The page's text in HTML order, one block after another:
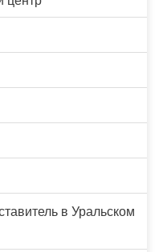
в Уральском